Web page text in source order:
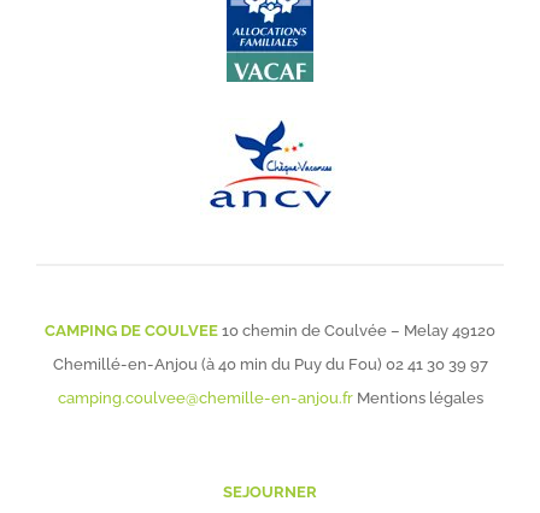
CAMPING DE COULVEE 10 chemin de Coulvée – Melay 49120
Chemillé-en-Anjou (à 40 min du Puy du Fou) 02 41 30 39 97
camping.coulvee@chemille-en-anjou.fr Mentions légales
SEJOURNER